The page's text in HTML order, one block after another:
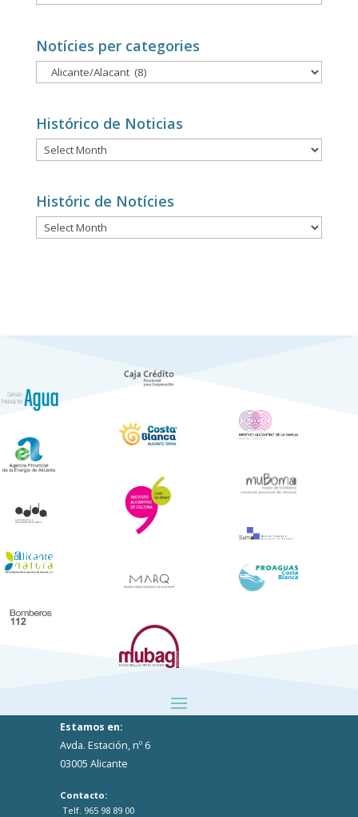
por
Notícies per categories
Notícies
per
Histórico de Noticias
Histórico
de
Históric de Notícies
Históric
de
Estamos en:
Avda. Estación, nº 6
03005 Alicante
Contacto:
Telf. 965 98 89 00